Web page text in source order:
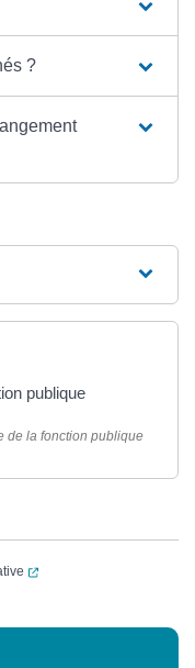
?
publique
nouvel onglet)
de la fonction publique
(ouverture dans un
dans un nouvel onglet)